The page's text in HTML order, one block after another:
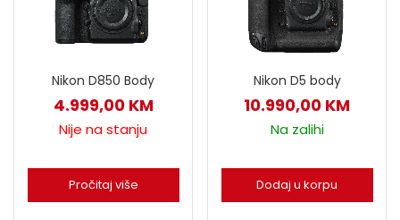
Nikon D850 Body
4.999,00 KM
Nije na stanju
Pročitaj više
Nikon D5 body
10.990,00 KM
Na zalihi
Dodaj u korpu